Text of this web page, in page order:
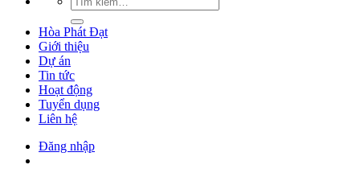
Hòa Phát Đạt
Giới thiệu
Dự án
Tin tức
Hoạt động
Tuyển dụng
Liên hệ
Đăng nhập